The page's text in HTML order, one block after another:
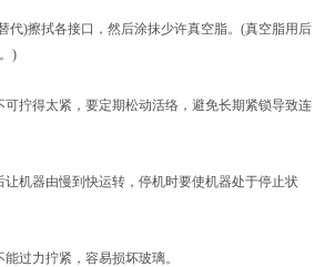
)擦拭各接口，然后涂抹少许真空脂。(真空脂用后
)
拧得太紧，要定期松动活络，避免长期紧锁导致连
机器由慢到快运转，停机时要使机器处于停止状
力拧紧，容易损坏玻璃。